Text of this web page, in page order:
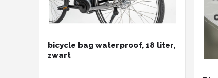
bicycle bag waterproof, 18 liter,
zwart